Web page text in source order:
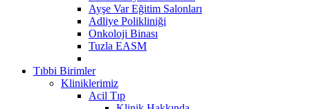
Ayşe Var Eğitim Salonları
Adliye Polikliniği
Onkoloji Binası
Tuzla EASM
Tıbbi Birimler
Kliniklerimiz
Acil Tıp